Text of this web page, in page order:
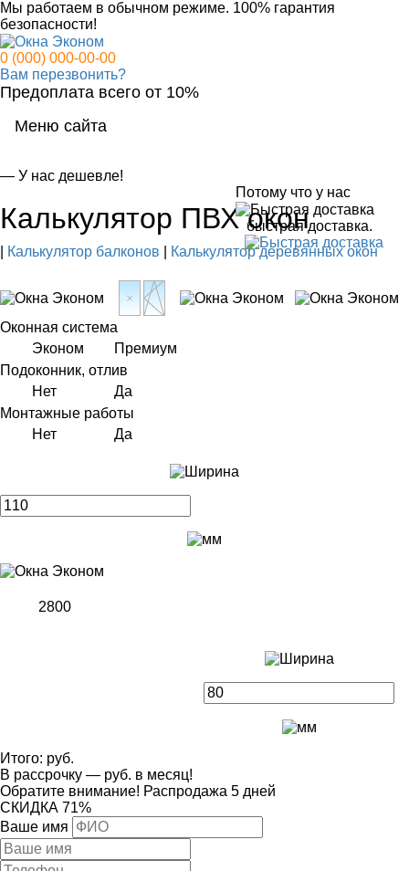
Мы работаем в обычном режиме. 100% гарантия
безопасности!
0 (000) 000-00-00
Вам перезвонить?
Предоплата всего от 10%
Меню сайта
— У нас дешевле!
Потому что у нас
быстрая доставка.
Калькулятор ПВХ окон
Калькулятор балконов Калькулятор деревянных окон
Оконная система
Эконом
Премиум
Подоконник, отлив
Нет
Да
Монтажные работы
Нет
Да
2800
Итого: руб.
В рассрочку — руб. в месяц!
Обратите внимание! Распродажа 5 дней
СКИДКА 71%
Ваше имя